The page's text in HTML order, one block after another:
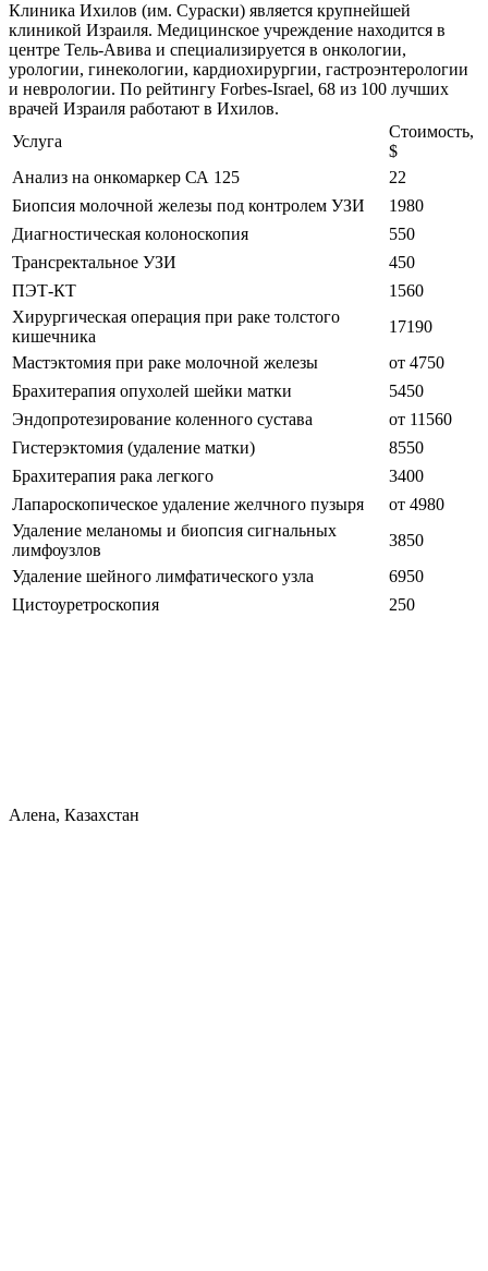
Клиника Ихилов (им. Сураски) является крупнейшей
клиникой Израиля. Медицинское учреждение находится в
центре Тель-Авива и специализируется в онкологии,
урологии, гинекологии, кардиохирургии, гастроэнтерологии
и неврологии. По рейтингу Forbes-Israel, 68 из 100 лучших
врачей Израиля работают в Ихилов.
Услуга
Стоимость,
$
Анализ на онкомаркер СА 125
22
Биопсия молочной железы под контролем УЗИ
1980
Диагностическая колоноскопия
550
Трансректальное УЗИ
450
ПЭТ-КТ
1560
Хирургическая операция при раке толстого
кишечника
17190
Мастэктомия при раке молочной железы
от 4750
Брахитерапия опухолей шейки матки
5450
Эндопротезирование коленного сустава
от 11560
Гистерэктомия (удаление матки)
8550
Брахитерапия рака легкого
3400
Лапароскопическое удаление желчного пузыря
от 4980
Удаление меланомы и биопсия сигнальных
лимфоузлов
3850
Удаление шейного лимфатического узла
6950
Цистоуретроскопия
250
Алена, Казахстан